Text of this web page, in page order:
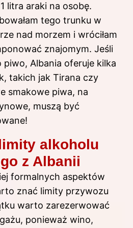
litra araki na osobę.
tego trunku w
nad morzem i wróciłam
znajomym. Jeśli
Albania oferuje kilka
takich jak Tirana czy
smakowe piwa, na
muszą być
alkoholu
z Albanii
formalnych aspektów
znać limity przywozu
warto zarezerwować
ponieważ wino,